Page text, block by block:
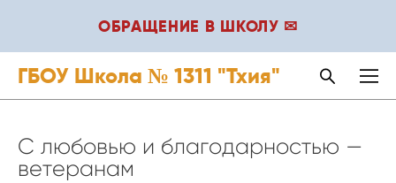
ОБРАЩЕНИЕ В ШКОЛУ ✉
ГБОУ Школа № 1311 "Тхия"
С любовью и благодарностью —
ветеранам